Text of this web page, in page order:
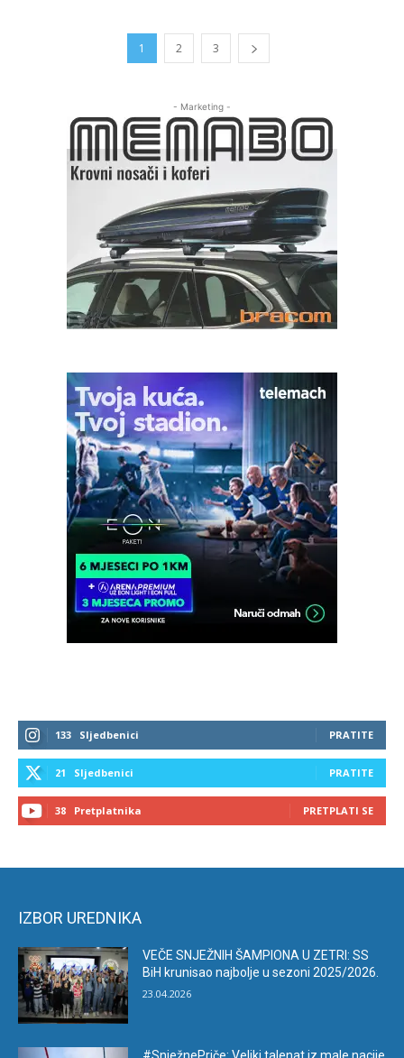
1 2 3
- Marketing -
133 Sljedbenici PRATITE
21 Sljedbenici PRATITE
38 Pretplatnika PRETPLATI SE
IZBOR UREDNIKA
VEČE SNJEŽNIH ŠAMPIONA U ZETRI: SS
BiH krunisao najbolje u sezoni 2025/2026.
23.04.2026